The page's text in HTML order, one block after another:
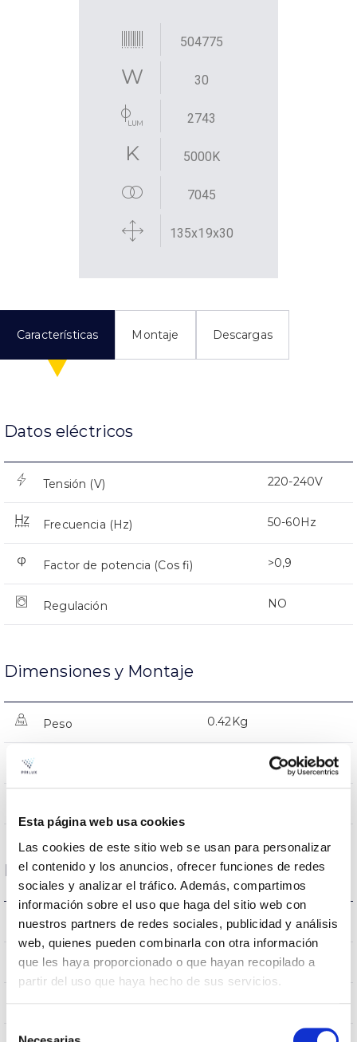
Esta página web usa cookies
Las cookies de este sitio web se usan para personalizar
el contenido y los anuncios, ofrecer funciones de redes
sociales y analizar el tráfico. Además, compartimos
información sobre el uso que haga del sitio web con
nuestros partners de redes sociales, publicidad y análisis
web, quienes pueden combinarla con otra información
que les haya proporcionado o que hayan recopilado a
partir del uso que haya hecho de sus servicios.
504775
30
2743
5000K
7045
135x19x30
Características Montaje Descargas
Datos eléctricos
Tensión (V) 220-240V
Frecuencia (Hz) 50-60Hz
Factor de potencia (Cos fi) >0,9
Regulación NO
Dimensiones y Montaje
Peso 0.42Kg
135x19x30mm
Datos ópticos
Temperatura de color 5000K
CRI Índice de repr. cromática 80